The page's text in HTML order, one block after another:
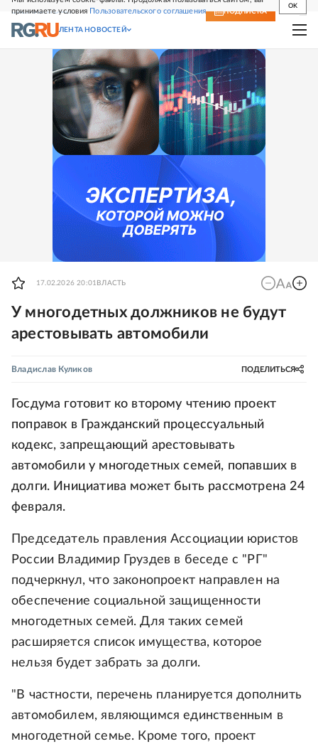
принимаете условия Пользовательского соглашения
OK
СВЕЖИЙ НОМЕР ПОДПИСКА
ЛЕНТА НОВОСТЕЙ
17.02.2026 20:01 ВЛАСТЬ
У многодетных должников не будут
арестовывать автомобили
Владислав Куликов ПОДЕЛИТЬСЯ
Госдума готовит ко второму чтению проект
поправок в Гражданский процессуальный
кодекс, запрещающий арестовывать
автомобили у многодетных семей, попавших в
долги. Инициатива может быть рассмотрена 24
февраля.
Председатель правления Ассоциации юристов
России Владимир Груздев в беседе с "РГ"
подчеркнул, что законопроект направлен на
обеспечение социальной защищенности
многодетных семей. Для таких семей
расширяется список имущества, которое
нельзя будет забрать за долги.
"В частности, перечень планируется дополнить
автомобилем, являющимся единственным в
многодетной семье. Кроме того, проект